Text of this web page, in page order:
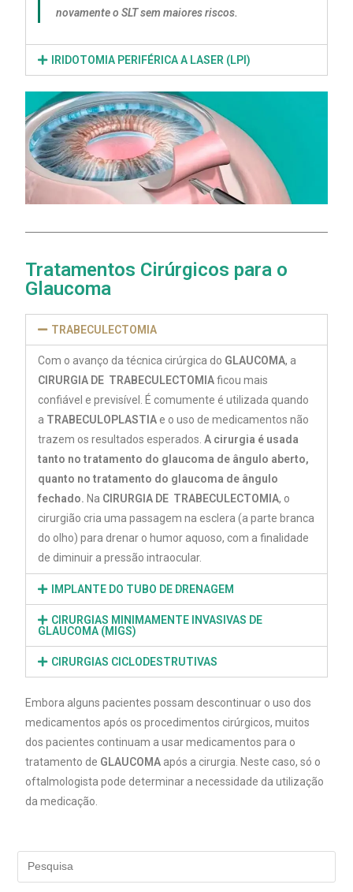
novamente o SLT sem maiores riscos.
IRIDOTOMIA PERIFÉRICA A LASER (LPI)
Tratamentos Cirúrgicos para o
Glaucoma
TRABECULECTOMIA
Com o avanço da técnica cirúrgica do GLAUCOMA, a
CIRURGIA DE TRABECULECTOMIAficou mais
confiável e previsível. É comumente é utilizada quando
a TRABECULOPLASTIAe o uso de medicamentos não
trazem os resultados esperados.A cirurgia é usada
tanto no tratamento do glaucoma de ângulo aberto,
quanto no tratamento do glaucoma de ângulo
fechado. Na CIRURGIA DE TRABECULECTOMIA, o
cirurgião cria uma passagem na esclera (a parte branca
do olho) para drenar o humor aquoso, com a finalidade
de diminuir a pressão intraocular.
IMPLANTE DO TUBO DE DRENAGEM
CIRURGIAS MINIMAMENTE INVASIVAS DE
GLAUCOMA (MIGS)
CIRURGIAS CICLODESTRUTIVAS
Embora alguns pacientes possam descontinuar o uso dos
medicamentos após os procedimentos cirúrgicos, muitos
dos pacientes continuam a usar medicamentos para o
tratamento de GLAUCOMA após a cirurgia. Neste caso, só o
oftalmologista pode determinar a necessidade da utilização
da medicação.